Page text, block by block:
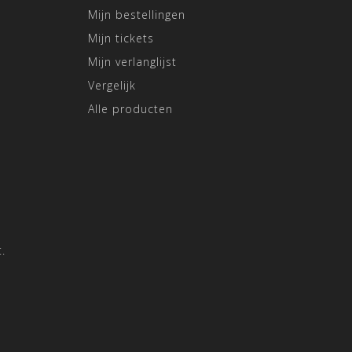
Mijn bestellingen
Mijn tickets
Mijn verlanglijst
Vergelijk
Alle producten